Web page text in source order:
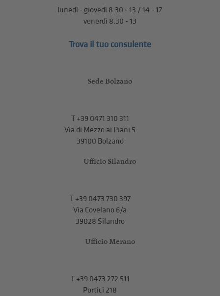
lunedì - giovedì 8.30 - 13 / 14 - 17
venerdì 8.30 - 13
Trova il tuo consulente
Sede Bolzano
T+39 0471 310 311
Via di Mezzo ai Piani 5
39100 Bolzano
Ufficio Silandro
T+39 0473 730 397
Via Covelano 6/a
39028 Silandro
Ufficio Merano
T+39 0473 272 511
Portici 218